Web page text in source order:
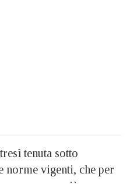
tenuta sotto
norme vigenti, che per